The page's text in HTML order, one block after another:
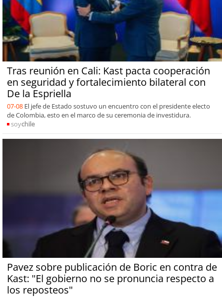
Tras reunión en Cali: Kast pacta cooperación
en seguridad y fortalecimiento bilateral con
De la Espriella
07-08 El jefe de Estado sostuvo un encuentro con el presidente electo
de Colombia, esto en el marco de su ceremonia de investidura.
soychile
Pavez sobre publicación de Boric en contra de
Kast: "El gobierno no se pronuncia respecto a
los reposteos"